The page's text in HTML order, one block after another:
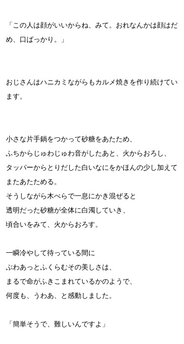
「この人は顔がいいからね、みて。おれなんかは顔はだ
め、口ばっかり。」
おじさんはハニカミながらもカルメ焼きを作り続けてい
ます。
小さな片手鍋をつかって砂糖をあたため、
ふちからじゅわじゅわ音がしたあと、火からおろし、
タッパーからとりだした白いなにをかほんの少し加えて
またあたためる。
そうしながら木べらで一息にかき混ぜると
透明だった砂糖が全体に白濁していき、
頃合いをみて、火からおろす。
一瞬冷やして待っている間に
ぶわあっとふくらむその美しさは、
まるで命がふきこまれているかのようで、
何度も、うわあ、と感動しました。
「簡単そうで、難しいんですよ」